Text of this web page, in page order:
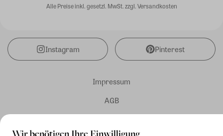
Alle Preise inkl. gesetzl. MwSt. zzgl. Versandkosten
Impressum
AGB
Instagram Pinterest